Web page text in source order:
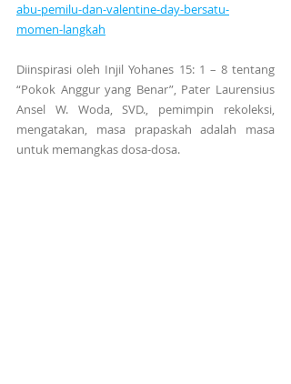
abu-pemilu-dan-valentine-day-bersatu-
momen-langkah
Diinspirasi oleh Injil Yohanes 15: 1 – 8 tentang
“Pokok Anggur yang Benar”, Pater Laurensius
Ansel W. Woda, SVD., pemimpin rekoleksi,
mengatakan, masa prapaskah adalah masa
untuk memangkas dosa-dosa.